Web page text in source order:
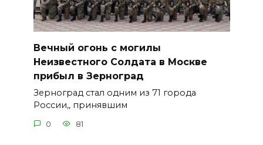
Вечный огонь с могилы
Неизвестного Солдата в Москве
прибыл в Зерноград
Зерноград стал одним из 71 города
России,, принявшим
0 81